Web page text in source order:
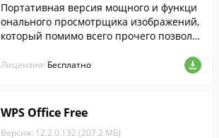
Портативная версия мощного и функци
онального просмотрщика изображений,
который помимо всего прочего позволя
тинки....
Лицензия: Бесплатно
WPS Office Free
Версия: 12.2.0.132 (207.2 МБ)